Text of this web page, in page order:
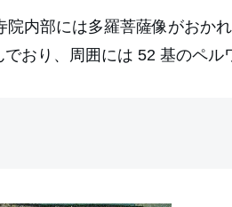
内部には多羅菩薩像がおか
おり、周囲には 52 基のペル